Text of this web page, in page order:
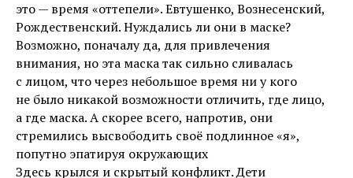
это — время «оттепели». Евтушенко, Вознесенский,
Рождественский. Нуждались ли они в маске?
Возможно, поначалу да, для привлечения
внимания, но эта маска так сильно сливалась
с лицом, что через небольшое время ни у кого
не было никакой возможности отличить, где лицо,
а где маска. А скорее всего, напротив, они
стремились высвободить своё подлинное «я»,
попутно эпатируя окружающих
Здесь крылся и скрытый конфликт. Дети